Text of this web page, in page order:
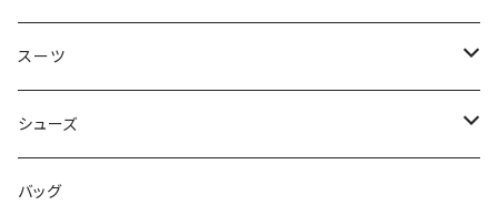
50/XL～
48/L
50/XL～
46/M
48/L
50/XL～
～44/S
46/M
48/L
スーツ
～44/S
46/M
シューズ
～25.5cm
バッグ